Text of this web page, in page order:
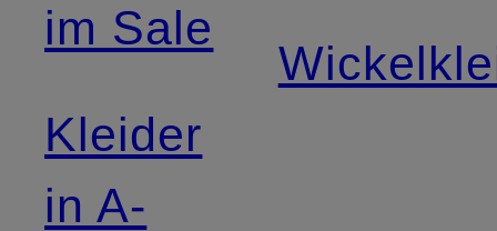
im Sale
Kleider
in A-